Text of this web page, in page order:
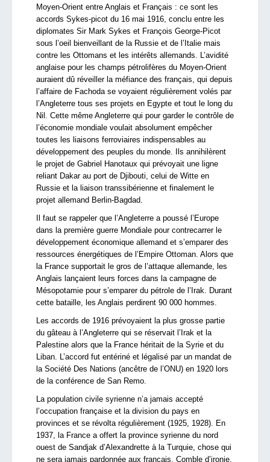
Moyen-Orient entre Anglais et Français : ce sont les
accords Sykes-picot du 16 mai 1916, conclu entre les
diplomates Sir Mark Sykes et François George-Picot
sous l’oeil bienveillant de la Russie et de l’Italie mais
contre les Ottomans et les intérêts allemands. L’avidité
anglaise pour les champs pétrolifères du Moyen-Orient
auraient dû réveiller la méfiance des français, qui depuis
l’affaire de Fachoda se voyaient régulièrement volés par
l’Angleterre tous ses projets en Egypte et tout le long du
Nil. Cette même Angleterre qui pour garder le contrôle de
l’économie mondiale voulait absolument empêcher
toutes les liaisons ferroviaires indispensables au
développement des peuples du monde. Ils annihilèrent
le projet de Gabriel Hanotaux qui prévoyait une ligne
reliant Dakar au port de Djibouti, celui de Witte en
Russie et la liaison transsibérienne et finalement le
projet allemand Berlin-Bagdad.
Il faut se rappeler que l’Angleterre a poussé l’Europe
dans la première guerre Mondiale pour contrecarrer le
développement économique allemand et s’emparer des
ressources énergétiques de l’Empire Ottoman. Alors que
la France supportait le gros de l’attaque allemande, les
Anglais lançaient leurs forces dans la campagne de
Mésopotamie pour s’emparer du pétrole de l’Irak. Durant
cette bataille, les Anglais perdirent 90 000 hommes.
Les accords de 1916 prévoyaient la plus grosse partie
du gâteau à l’Angleterre qui se réservait l’Irak et la
Palestine alors que la France héritait de la Syrie et du
Liban. L’accord fut entériné et légalisé par un mandat de
la Société Des Nations (ancêtre de l’ONU) en 1920 lors
de la conférence de San Remo.
La population civile syrienne n’a jamais accepté
l’occupation française et la division du pays en
provinces et se révolta régulièrement (1925, 1928). En
1937, la France a offert la province syrienne du nord
ouest de Sandjak d’Alexandrette à la Turquie, chose qui
ne sera jamais pardonnée aux français. Comble d’ironie,